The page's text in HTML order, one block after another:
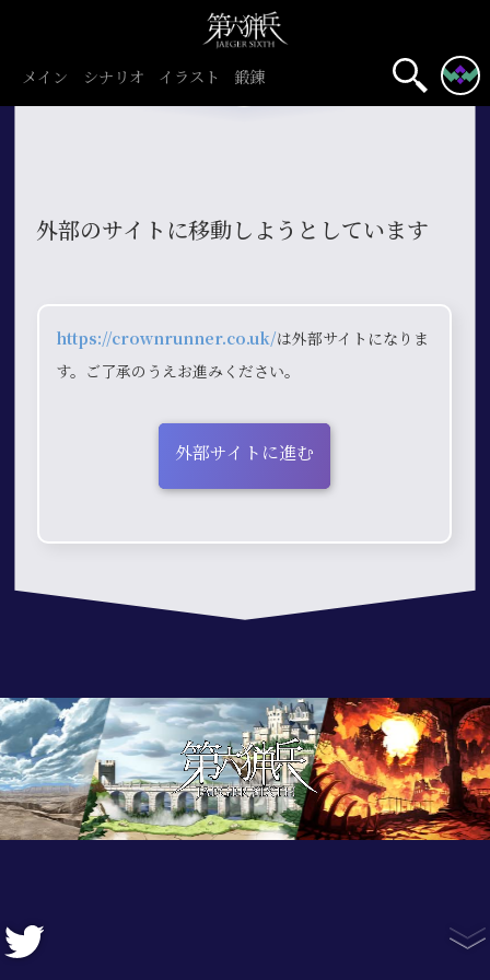
メイン シナリオ イラスト 鍛錬
外部のサイトに移動しようとしています
https://crownrunner.co.uk/は外部サイトになりま
す。ご了承のうえお進みください。
外部サイトに進む